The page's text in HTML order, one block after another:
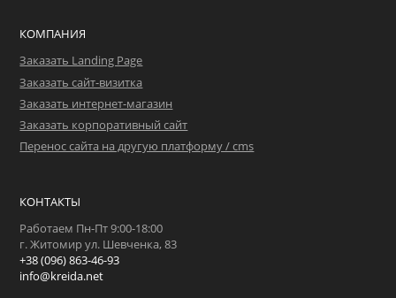
КОМПАНИЯ
Заказать Landing Page
Заказать сайт-визитка
Заказать интернет-магазин
Заказать корпоративный сайт
Перенос сайта на другую платформу / cms
КОНТАКТЫ
Работаем Пн-Пт 9:00-18:00
г. Житомир ул. Шевченка, 83
+38 (096) 863-46-93
info@kreida.net